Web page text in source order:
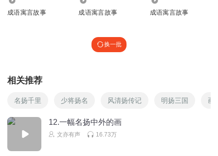
成语寓言故事 成语寓言故事 成语寓言故事
换一批
相关推荐
名扬千里 少将扬名 风清扬传记 明扬三国 画
12.一幅名扬中外的画
文亦有声 16.73万